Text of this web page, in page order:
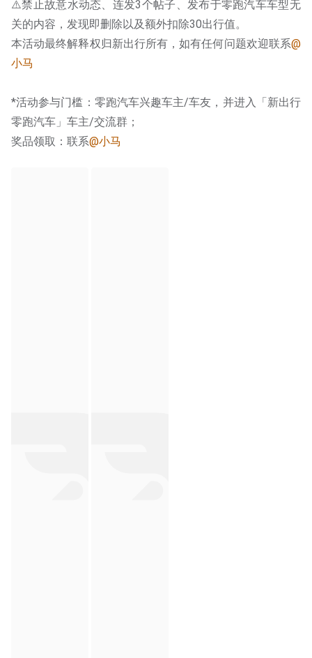
⚠️禁止故意水动态、连发3个帖子、发布于零跑汽车车型无
关的内容，发现即删除以及额外扣除30出行值。
本活动最终解释权归新出行所有，如有任何问题欢迎联系@
小马
*活动参与门槛：零跑汽车兴趣车主/车友，并进入「新出行
零跑汽车」车主/交流群；
奖品领取：联系@小马